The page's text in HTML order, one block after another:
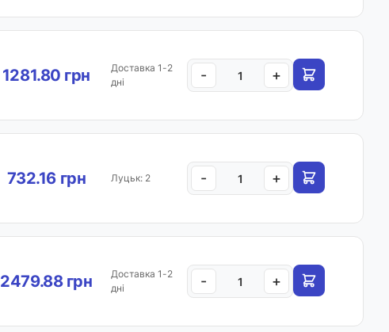
1281.80 грн
Доставка 1-2
дні
- +
732.16 грн Луцьк: 2 - +
2479.88 грн
Доставка 1-2
дні
- +